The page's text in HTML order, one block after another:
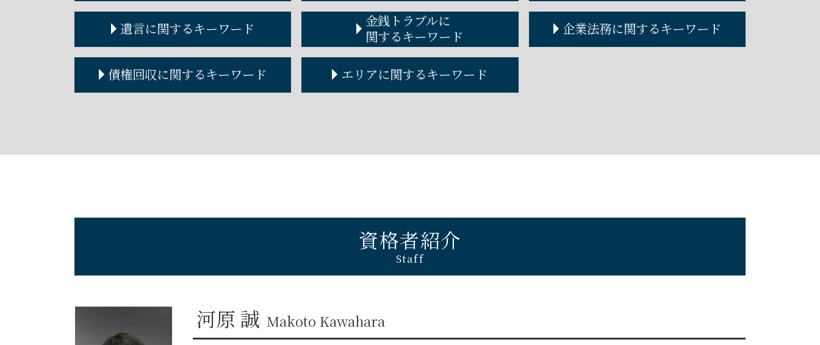
自己破産 費用
自己破産とは デメリット
自己破産手続き
自己破産 連帯保証人
自己破産 クレジットカード
自己破産 住宅ローン
自己破産 賃貸
自己破産 損害賠償
不動産トラブル
賃貸不動産トラブル 相談
アパート 取り壊し 立ち退き 拒否
家賃滞納 差し押さえ
賃貸借契約 解除
不動産トラブル 裁判
家賃 値上げ 拒否
離婚裁判 流れ
離婚裁判 期間
離婚届 必要書類
遺言に関するキーワード
遺言書 効力
遺言書 公正証書
遺言公正証書 費用
金銭トラブルに
関するキーワード
金銭トラブル 警察
金銭トラブル 法律
金銭トラブル 友人
金銭トラブル 夫婦
金銭トラブル 裁判
貸したお金 取り返す 借用書なし
金銭トラブル 個人間 少額
企業法務に関するキーワード
契約書の作成
コーポレートガバナンスとは
債権回収に関するキーワード
債権回収 内容証明
エリアに関するキーワード
神戸市 金銭トラブル 弁護士
西宮市 遺言 弁護士
芦屋市 自己破産 弁護士
京都 債権回収 弁護士
西宮市 債権回収 弁護士
西宮市 不動産トラブル 弁護士
西宮市 金銭トラブル 弁護士
奈良 企業法務 弁護士
資格者紹介
Staff
河原 誠 Makoto Kawahara